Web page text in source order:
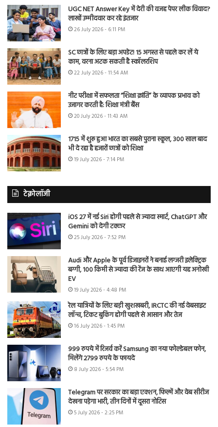
UGC NET Answer Key में देरी की वजह पेपर लीक विवाद?
लाखों उम्मीदवार कर रहे इंतजार
26 July 2026 - 6:11 PM
SC छात्रों के लिए बड़ा अपडेट! 15 अगस्त से पहले कर लें ये
काम, वरना अटक सकती है स्कॉलरशिप
22 July 2026 - 11:54 AM
नीट परीक्षा में सफलता “शिक्षा क्रांति” के व्यापक प्रभाव को
उजागर करती है: शिक्षा मंत्री बैंस
20 July 2026 - 11:43 AM
1715 में शुरू हुआ भारत का सबसे पुराना स्कूल, 300 साल बाद
भी दे रहा है हजारों छात्रों को शिक्षा
19 July 2026 - 7:14 PM
टेक्नोलॉजी
iOS 27 में नई Siri होगी पहले से ज्यादा स्मार्ट, ChatGPT और
Gemini को देगी टक्कर
25 July 2026 - 7:52 PM
Audi और Apple के पूर्व डिजाइनरों ने बनाई लग्जरी इलेक्ट्रिक
बग्गी, 100 किमी से ज्यादा की रेंज के साथ आएगी यह अनोखी
EV
19 July 2026 - 4:48 PM
रेल यात्रियों के लिए बड़ी खुशखबरी, IRCTC की नई वेबसाइट
लॉन्च, टिकट बुकिंग होगी पहले से आसान और तेज
16 July 2026 - 1:45 PM
999 रुपये में रिजर्व करें Samsung का नया फोल्डेबल फोन,
मिलेंगे 2799 रुपये के फायदे
8 July 2026 - 5:54 PM
Telegram पर सरकार का बड़ा एक्शन, फिल्में और वेब सीरीज
देखना पड़ेगा भारी, तीन दिनों में दूसरा नोटिस
5 July 2026 - 2:25 PM